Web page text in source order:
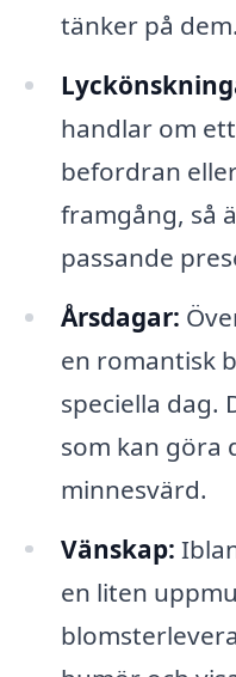
tänker på dem.
handlar om
befordran
framgång, så
passande
Årsdagar:
en romantisk
speciella dag.
som kan göra
minnesvärd.
Vänskap:
en liten